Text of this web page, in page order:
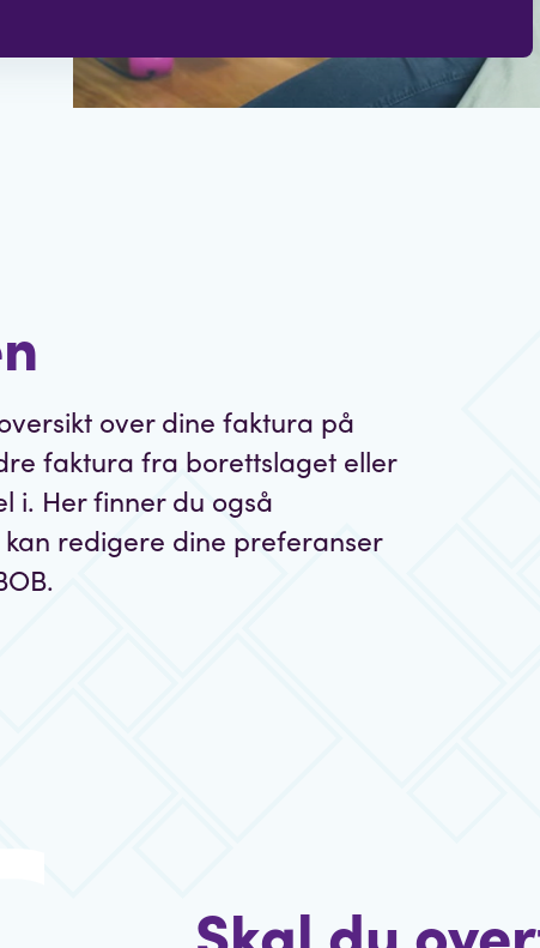
over dine faktura på
faktura fra borettslaget eller
i. Her finner du også
redigere dine preferanser